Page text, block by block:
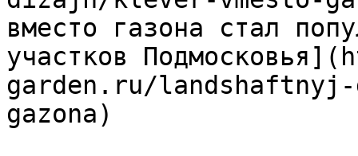
вместо газона стал
участков
garden.ru/
gazona)